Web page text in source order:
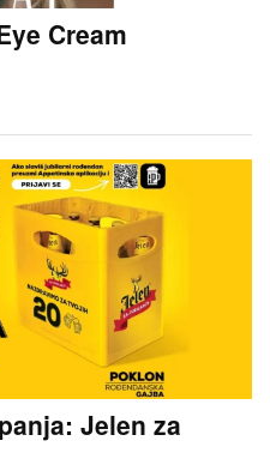
Cream
Jelen za